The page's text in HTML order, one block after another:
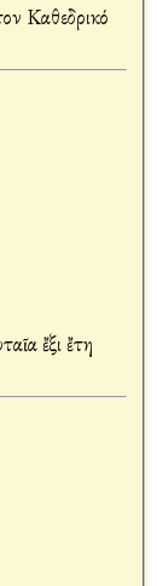
Καθεδρικό
ἔξι ἔτη